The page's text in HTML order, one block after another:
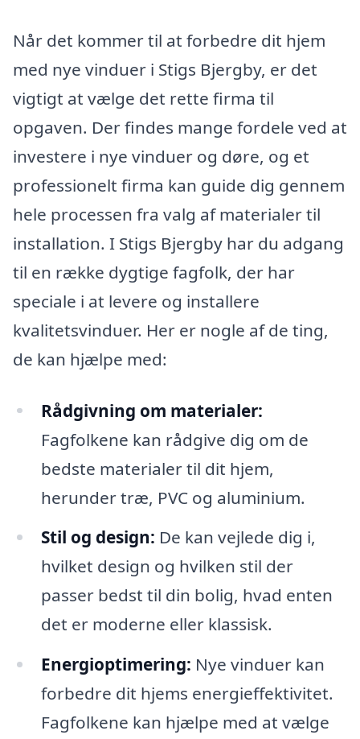
Når det kommer til at forbedre dit hjem
med nye vinduer i Stigs Bjergby, er det
vigtigt at vælge det rette firma til
opgaven. Der findes mange fordele ved at
investere i nye vinduer og døre, og et
professionelt firma kan guide dig gennem
hele processen fra valg af materialer til
installation. I Stigs Bjergby har du adgang
til en række dygtige fagfolk, der har
speciale i at levere og installere
kvalitetsvinduer. Her er nogle af de ting,
de kan hjælpe med:
Rådgivning om materialer:
Fagfolkene kan rådgive dig om de
bedste materialer til dit hjem,
herunder træ, PVC og aluminium.
Stil og design: De kan vejlede dig i,
hvilket design og hvilken stil der
passer bedst til din bolig, hvad enten
det er moderne eller klassisk.
Energioptimering: Nye vinduer kan
forbedre dit hjems energieffektivitet.
Fagfolkene kan hjælpe med at vælge